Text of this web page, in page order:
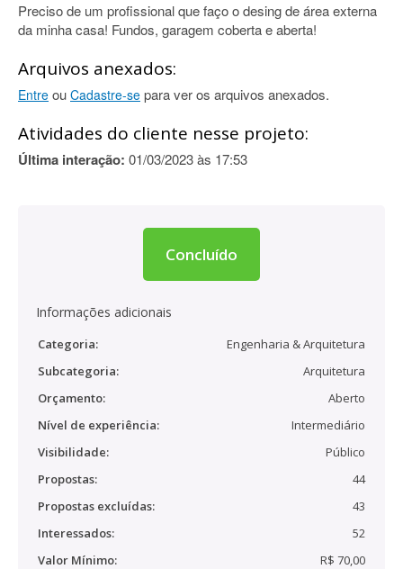
Preciso de um profissional que faço o desing de área externa
da minha casa! Fundos, garagem coberta e aberta!
Arquivos anexados:
Entre ou Cadastre-se para ver os arquivos anexados.
Atividades do cliente nesse projeto:
Última interação: 01/03/2023 às 17:53
Concluído
Informações adicionais
Categoria:
Engenharia & Arquitetura
Subcategoria:
Arquitetura
Orçamento:
Aberto
Nível de experiência:
Intermediário
Visibilidade:
Público
Propostas:
44
Propostas excluídas:
43
Interessados:
52
Valor Mínimo:
R$ 70,00